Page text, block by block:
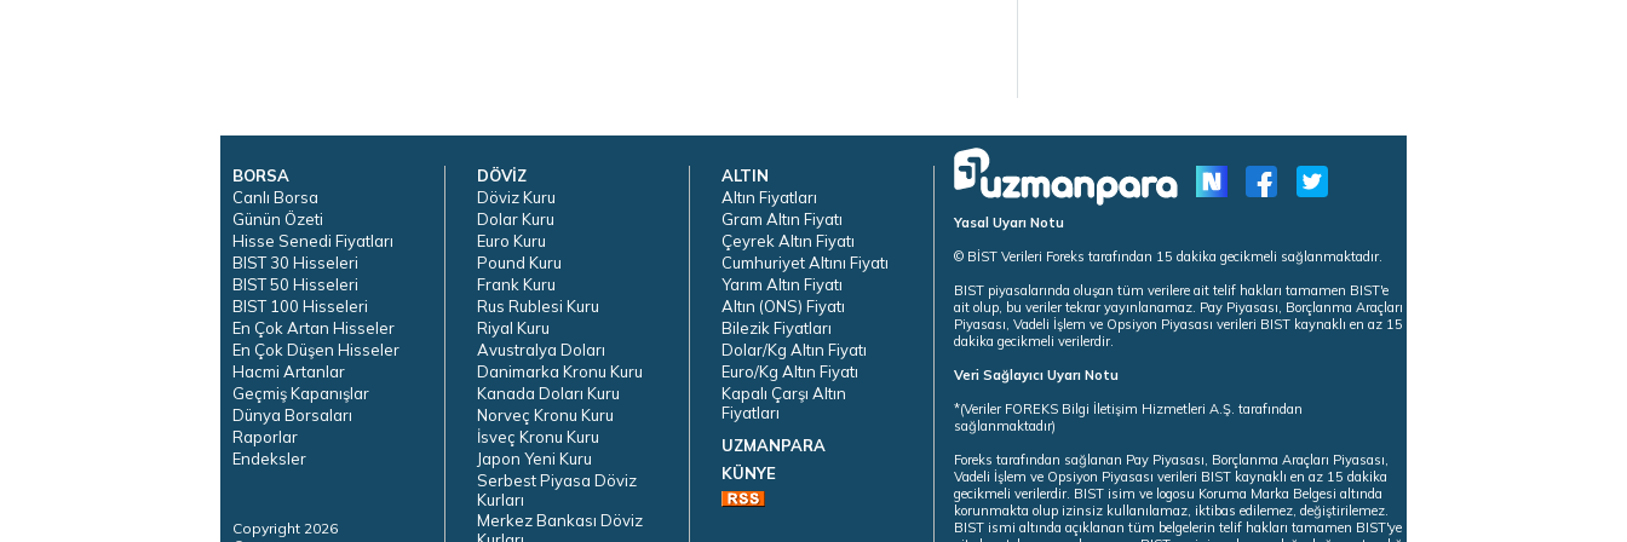
BORSA
Canlı Borsa
Günün Özeti
Hisse Senedi Fiyatları
BIST 30 Hisseleri
BIST 50 Hisseleri
BIST 100 Hisseleri
En Çok Artan Hisseler
En Çok Düşen Hisseler
Hacmi Artanlar
Geçmiş Kapanışlar
Dünya Borsaları
Raporlar
Endeksler
Copyright 2026
DÖVİZ
Döviz Kuru
Dolar Kuru
Euro Kuru
Pound Kuru
Frank Kuru
Rus Rublesi Kuru
Riyal Kuru
Avustralya Doları
Danimarka Kronu Kuru
Kanada Doları Kuru
Norveç Kronu Kuru
İsveç Kronu Kuru
Japon Yeni Kuru
Serbest Piyasa Döviz
Kurları
Merkez Bankası Döviz
ALTIN
Altın Fiyatları
Gram Altın Fiyatı
Çeyrek Altın Fiyatı
Cumhuriyet Altını Fiyatı
Yarım Altın Fiyatı
Altın (ONS) Fiyatı
Bilezik Fiyatları
Dolar/Kg Altın Fiyatı
Euro/Kg Altın Fiyatı
Kapalı Çarşı Altın
Fiyatları
UZMANPARA
KÜNYE
Yasal Uyarı Notu
© BİST Verileri Foreks tarafından 15 dakika gecikmeli sağlanmaktadır.
BIST piyasalarında oluşan tüm verilere ait telif hakları tamamen BIST'e
ait olup, bu veriler tekrar yayınlanamaz. Pay Piyasası, Borçlanma Araçları
Piyasası, Vadeli İşlem ve Opsiyon Piyasası verileri BIST kaynaklı en az 15
dakika gecikmeli verilerdir.
Veri Sağlayıcı Uyarı Notu
*(Veriler FOREKS Bilgi İletişim Hizmetleri A.Ş. tarafından
sağlanmaktadır)
Foreks tarafından sağlanan Pay Piyasası, Borçlanma Araçları Piyasası,
Vadeli İşlem ve Opsiyon Piyasası verileri BIST kaynaklı en az 15 dakika
gecikmeli verilerdir. BIST isim ve logosu Koruma Marka Belgesi altında
korunmakta olup izinsiz kullanılamaz, iktibas edilemez, değiştirilemez.
BIST ismi altında açıklanan tüm belgelerin telif hakları tamamen BIST'ye